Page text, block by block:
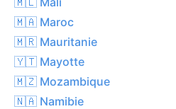
🇲🇦 Maroc
🇲🇷 Mauritanie
🇾🇹 Mayotte
🇲🇿 Mozambique
🇳🇦 Namibie